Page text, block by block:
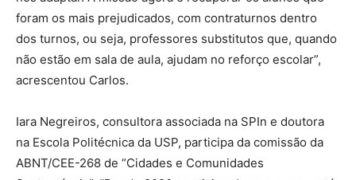
foram os mais prejudicados, com contraturnos dentro
dos turnos, ou seja, professores substitutos que, quando
não estão em sala de aula, ajudam no reforço escolar”,
acrescentou Carlos.
Iara Negreiros, consultora associada na SPIn e doutora
na Escola Politécnica da USP, participa da comissão da
ABNT/CEE-268 de “Cidades e Comunidades